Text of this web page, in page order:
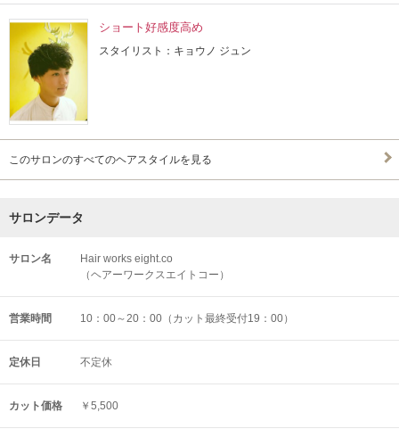
ショート好感度高め
スタイリスト：キョウノ ジュン
このサロンのすべてのヘアスタイルを見る
サロンデータ
サロン名
Hair works eight.co
（ヘアーワークスエイトコー）
営業時間 10：00～20：00（カット最終受付19：00）
定休日 不定休
カット価格 ￥5,500